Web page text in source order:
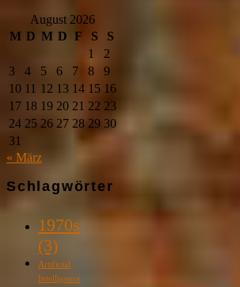
August 2026
M D M D F S
S
1
2
3
4 5 6 7 8
9
10 11 12 13 14 15 16
17 18 19 20 21 22 23
24 25 26 27 28 29 30
31
« März
Schlagwörter
1970s
(3)
Artificial
Intelligence